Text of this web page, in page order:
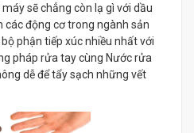
sẽ chẳng còn lạ gì với dầu
các động cơ trong ngành sản
phận tiếp xúc nhiều nhất với
pháp rửa tay cùng Nước rửa
dễ để tẩy sạch những vết